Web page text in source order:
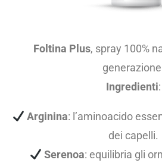
Foltina Plus, spray 100%
Ingredienti:
Arginina: l’aminoacido
dei capelli.
Serenoa: equilibria gli